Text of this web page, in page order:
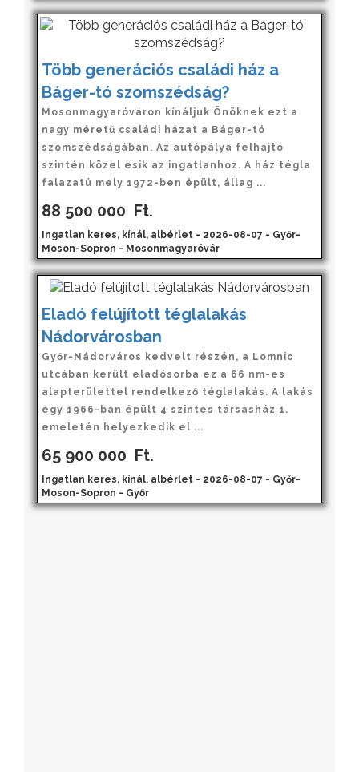
Több generációs családi ház a
Báger-tó szomszédság?
Mosonmagyaróváron kínáljuk Önöknek ezt a
nagy méretű családi házat a Báger-tó
szomszédságában. Az autópálya felhajtó
szintén közel esik az ingatlanhoz. A ház tégla
falazatú mely 1972-ben épült, állag ...
88 500 000 Ft.
Ingatlan keres, kínál, albérlet - 2026-08-07 - Győr-
Moson-Sopron - Mosonmagyaróvár
Eladó felújított téglalakás
Nádorvárosban
Győr-Nádorváros kedvelt részén, a Lomnic
utcában került eladósorba ez a 66 nm-es
alapterülettel rendelkező téglalakás. A lakás
egy 1966-ban épült 4 szintes társasház 1.
emeletén helyezkedik el ...
65 900 000 Ft.
Ingatlan keres, kínál, albérlet - 2026-08-07 - Győr-
Moson-Sopron - Győr